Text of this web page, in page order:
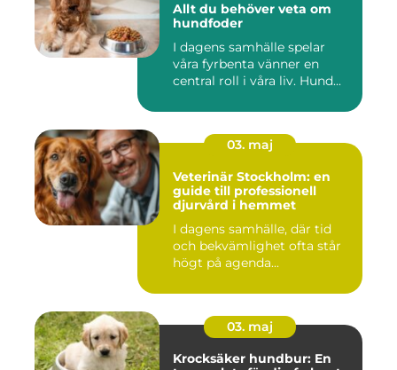
Allt du behöver veta om
hundfoder
I dagens samhälle spelar
våra fyrbenta vänner en
central roll i våra liv. Hund...
03. maj
Veterinär Stockholm: en
guide till professionell
djurvård i hemmet
I dagens samhälle, där tid
och bekvämlighet ofta står
högt på agenda...
03. maj
Krocksäker hundbur: En